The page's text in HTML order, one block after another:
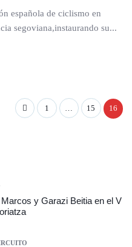
española de ciclismo en
segoviana,instaurando su...
1 … 15 16
y Garazi Beitia en el V